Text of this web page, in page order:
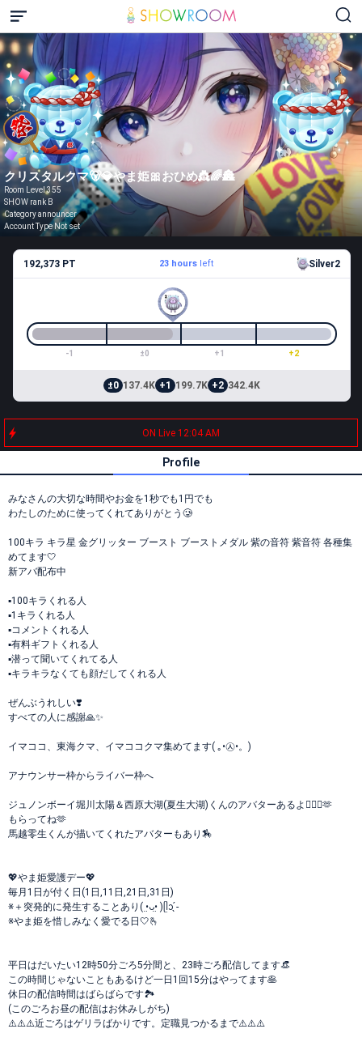
クリスタルクマ🐻💎やま姫🎀おひめ👸🌈🏯
Room Level 355
SHOW rank B
Category announcer
Account Type Not set
192,373 PT 23 hours left Silver2
-1 ±0 +1 +2
±0 137.4K +1 199.7K +2 342.4K
ON Live 12:04 AM
Profile
みなさんの大切な時間やお金を1秒でも1円でも
わたしのために使ってくれてありがとう🥲
100キラ キラ星 金グリッター ブースト ブーストメダル 紫の音符 紫音符 各種集
めてます‎🤍
新アバ配布中
▪️100キラくれる人
▪️1キラくれる人
▪️コメントくれる人
▪️有料ギフトくれる人
▪️潜って聞いてくれてる人
▪️キラキラなくても顔だしてくれる人
ぜんぶうれしい❣️
すべての人に感謝🙏✨
イマココ、東海クマ、イマココクマ集めてます( ｡•㉦•。)
アナウンサー枠からライバー枠へ
ジュノンボーイ堀川太陽＆西原大湖(夏生大湖)くんのアバターあるよ👨‍❤️‍👨🫶
もらってね🫶
馬越零生くんが描いてくれたアバターもあり🏇
💖やま姫愛護デー💖
毎月1日が付く日(1日,11日,21日,31日)
※＋突発的に発生することあり( •̤ᴗ•̤ )ᥫᩣ ̖́-
※やま姫を惜しみなく愛でる日‪‪‎‎🤍🫰
平日はだいたい12時50分ごろ5分間と、23時ごろ配信してます👒
この時間じゃないこともあるけど一日1回15分はやってます🥞
休日の配信時間はばらばらです🏞
(このごろお昼の配信はお休みしがち)
⚠️⚠️⚠️近ごろはゲリラばかりです。定職見つかるまで⚠️⚠️⚠️